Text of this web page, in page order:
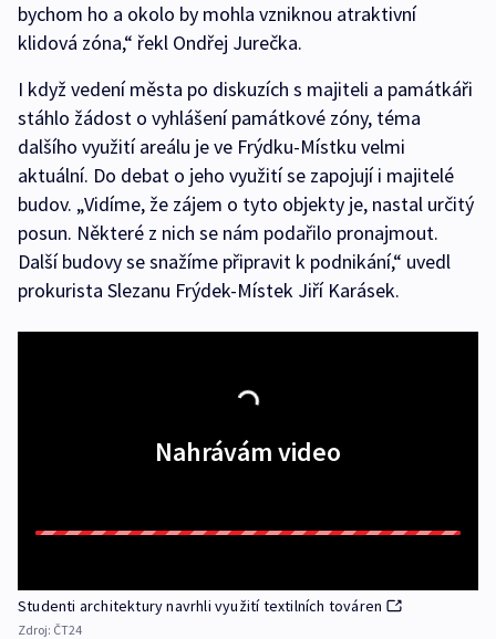
bychom ho a okolo by mohla vzniknou atraktivní
klidová zóna,“ řekl Ondřej Jurečka.
I když vedení města po diskuzích s majiteli a památkáři
stáhlo žádost o vyhlášení památkové zóny, téma
dalšího využití areálu je ve Frýdku-Místku velmi
aktuální. Do debat o jeho využití se zapojují i majitelé
budov. „Vidíme, že zájem o tyto objekty je, nastal určitý
posun. Některé z nich se nám podařilo pronajmout.
Další budovy se snažíme připravit k podnikání,“ uvedl
prokurista Slezanu Frýdek-Místek Jiří Karásek.
Nahrávám video
Studenti architektury navrhli využití textilních továren
Zdroj: ČT24